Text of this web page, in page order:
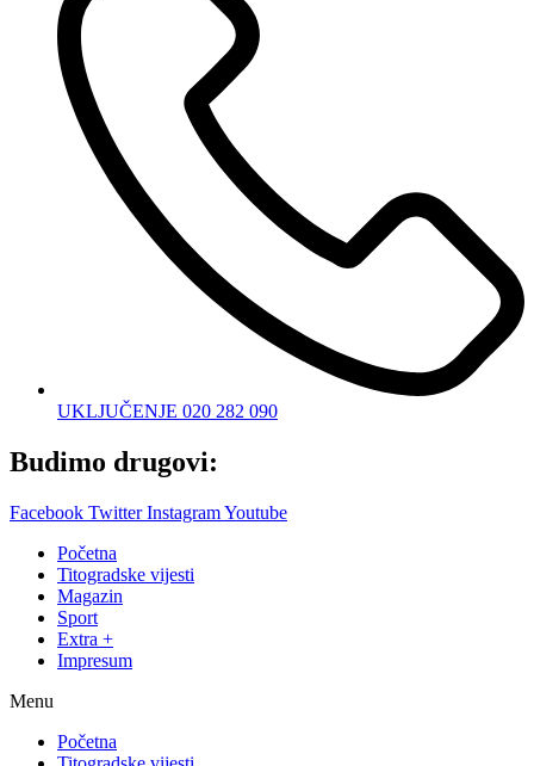
UKLJUČENJE 020 282 090
Budimo drugovi:
Facebook Twitter InstagramYoutube
Početna
Titogradske vijesti
Magazin
Sport
Extra +
Impresum
Menu
Početna